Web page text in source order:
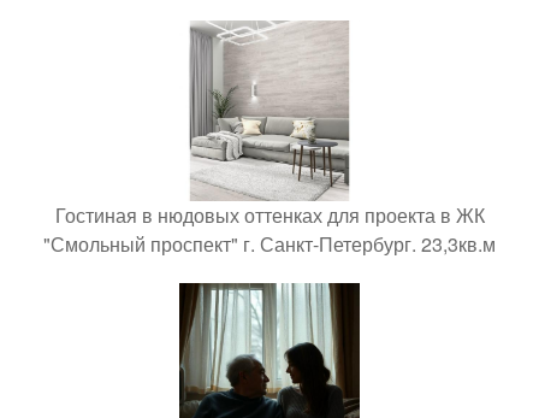
Гостиная в нюдовых оттенках для проекта в ЖК
"Смольный проспект" г. Санкт-Петербург. 23,3кв.м